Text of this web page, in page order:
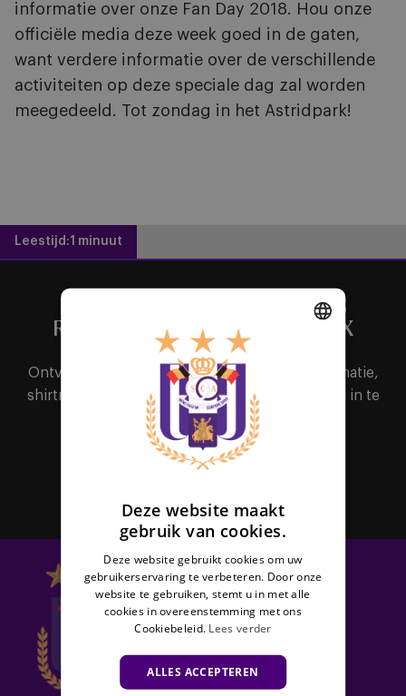
informatie over onze Fan Day 2018. Hou onze
officiële media deze week goed in de gaten,
want verdere informatie over de verschillende
activiteiten op deze speciale dag zal worden
meegedeeld. Tot zondag in het Astridpark!
Leestijd:1 minuut
HET BELANGRIJKSTE NIEUWS
RECHTSTREEKS IN JE MAILBOX
Ontvang als eerste alle nieuws, ticketinginformatie,
shirtreleases of interessante promoties door je in te
schrijven voor de nieuwsbrief.
Abonneer
Deze website maakt
gebruik van cookies.
Deze website gebruikt cookies om uw
gebruikerservaring te verbeteren. Door onze
website te gebruiken, stemt u in met alle
cookies in overeenstemming met ons
Cookiebeleid. Lees verder
ALLES ACCEPTEREN